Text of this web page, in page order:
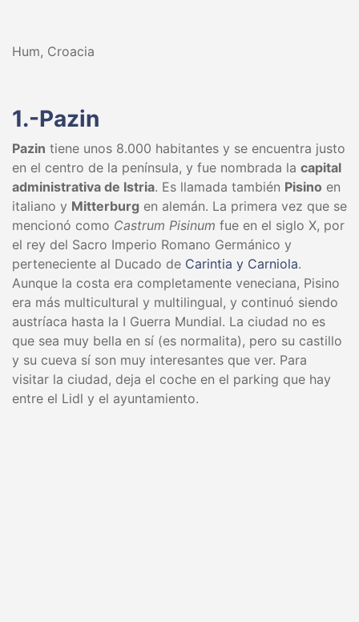
Hum, Croacia
1.-Pazin
Pazin tiene unos 8.000 habitantes y se encuentra justo
en el centro de la península, y fue nombrada la capital
administrativa de Istria. Es llamada también Pisino en
italiano y Mitterburg en alemán. La primera vez que se
mencionó como Castrum Pisinum fue en el siglo X, por
el rey del Sacro Imperio Romano Germánico y
perteneciente al Ducado de Carintia y Carniola.
Aunque la costa era completamente veneciana, Pisino
era más multicultural y multilingual, y continuó siendo
austríaca hasta la I Guerra Mundial. La ciudad no es
que sea muy bella en sí (es normalita), pero su castillo
y su cueva sí son muy interesantes que ver. Para
visitar la ciudad, deja el coche en el parking que hay
entre el Lidl y el ayuntamiento.